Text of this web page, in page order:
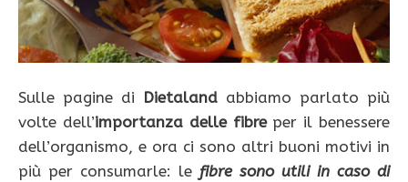
Sulle pagine di Dietaland abbiamo parlato più
volte dell’importanza delle fibre per il benessere
dell’organismo, e ora ci sono altri buoni motivi in
più per consumarle: le fibre sono utili in caso di